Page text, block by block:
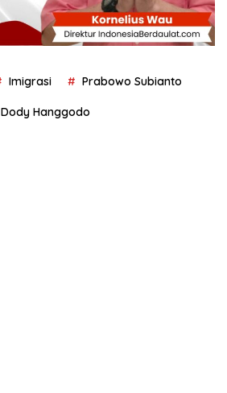
Imigrasi Prabowo Subianto
Dody Hanggodo